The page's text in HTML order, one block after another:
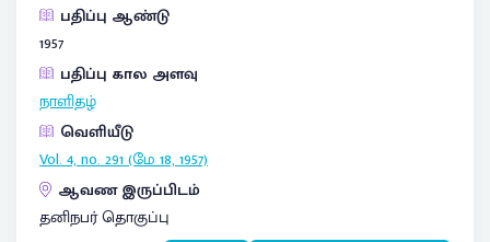
பதிப்பு ஆண்டு
1957
பதிப்பு கால அளவு
நாளிதழ்
வெளியீடு
Vol. 4, no. 291 (மே 18, 1957)
ஆவண இருப்பிடம்
தனிநபர் தொகுப்பு